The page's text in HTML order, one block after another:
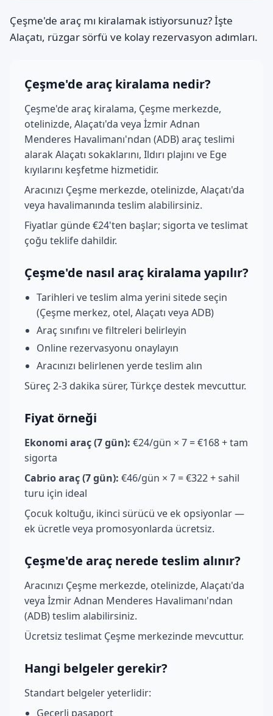
Çeşme'de araç mı kiralamak istiyorsunuz? İşte
Alaçatı, rüzgar sörfü ve kolay rezervasyon adımları.
Çeşme'de araç kiralama nedir?
Çeşme'de araç kiralama, Çeşme merkezde,
otelinizde, Alaçatı'da veya İzmir Adnan
Menderes Havalimanı'ndan (ADB) araç teslimi
alarak Alaçatı sokaklarını, Ildırı plajını ve Ege
kıyılarını keşfetme hizmetidir.
Aracınızı Çeşme merkezde, otelinizde, Alaçatı'da
veya havalimanında teslim alabilirsiniz.
Fiyatlar günde €24'ten başlar; sigorta ve teslimat
çoğu teklife dahildir.
Çeşme'de nasıl araç kiralama yapılır?
Tarihleri ve teslim alma yerini sitede seçin
(Çeşme merkez, otel, Alaçatı veya ADB)
Araç sınıfını ve filtreleri belirleyin
Online rezervasyonu onaylayın
Aracınızı belirlenen yerde teslim alın
Süreç 2-3 dakika sürer, Türkçe destek mevcuttur.
Fiyat örneği
Ekonomi araç (7 gün): €24/gün × 7 = €168 + tam
sigorta
Cabrio araç (7 gün): €46/gün × 7 = €322 + sahil
turu için ideal
Çocuk koltuğu, ikinci sürücü ve ek opsiyonlar —
ek ücretle veya promosyonlarda ücretsiz.
Çeşme'de araç nerede teslim alınır?
Aracınızı Çeşme merkezde, otelinizde, Alaçatı'da
veya İzmir Adnan Menderes Havalimanı'ndan
(ADB) teslim alabilirsiniz.
Ücretsiz teslimat Çeşme merkezinde mevcuttur.
Hangi belgeler gerekir?
Standart belgeler yeterlidir:
Geçerli pasaport